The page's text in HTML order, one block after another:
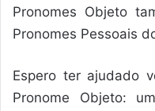
Pronomes Objeto
Pronomes Pessoais
Espero ter ajudado
Pronome Objeto: